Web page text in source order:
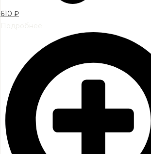
610 ₽
Подробнее